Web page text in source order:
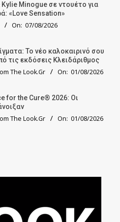
Kylie Minogue σε ντουέτο για
«Love Sensation»
On: 07/08/2026
Το νέο καλοκαιρινό σου
τις εκδόσεις Κλειδάριθμος
The Look.Gr On: 01/08/2026
for the Cure® 2026: Οι
The Look.Gr On: 01/08/2026